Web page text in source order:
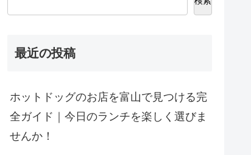
最近の投稿
ホットドッグのお店を富山で見つける完
全ガイド｜今日のランチを楽しく選びま
せんか！